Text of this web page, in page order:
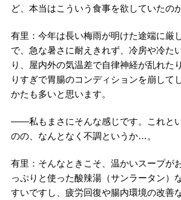
ど、本当はこういう食事を欲していたのか
有里：今年は長い梅雨が明けた途端に厳
で、急な暑さに耐えきれず、冷房や冷た
り、屋内外の気温差で自律神経が乱れた
りすぎで胃腸のコンディションを崩して
かたも多いと思います。
――私もまさにそんな感じです。これと
のの、なんとなく不調というか…。
有里：そんなときこそ、温かいスープが
っぷりと使った酸辣湯（サンラータン）
すいですし、疲労回復や腸内環境の改善